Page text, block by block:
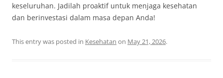
keseluruhan. Jadilah proaktif untuk menjaga kesehatan
dan berinvestasi dalam masa depan Anda!
This entry was posted in Kesehatan on May 21, 2026.